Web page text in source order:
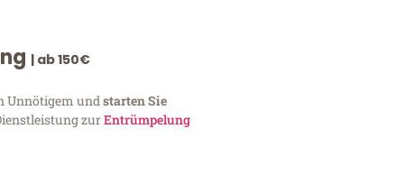
| ab 150€
Unnötigem und starten Sie
zurEntrümpelung